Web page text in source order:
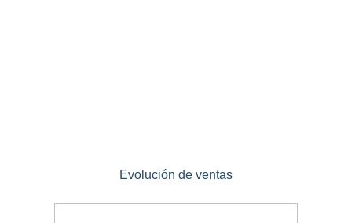
Evolución de ventas